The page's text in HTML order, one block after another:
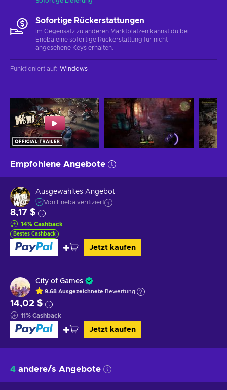
Sofortige Rückerstattungen
Im Gegensatz zu anderen Marktplätzen kannst du bei
Eneba eine sofortige Rückerstattung für nicht
angesehene Keys erhalten.
Funktioniert auf: Windows
Empfohlene Angebote
Ausgewähltes Angebot
Von Eneba verifiziert
8,17 $
14% Cashback
Bestes Cashback
Jetzt kaufen
City of Games
9.68 Ausgezeichnete Bewertung
14,02 $
11% Cashback
Jetzt kaufen
4 andere/s Angebote